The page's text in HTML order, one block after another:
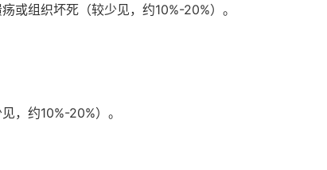
或组织坏死（较少见，约10%-20%）。
，约10%-20%）。